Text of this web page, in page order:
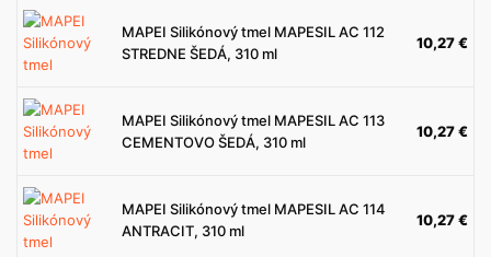
MAPEI Silikónový tmel MAPESIL AC 112
STREDNE ŠEDÁ, 310 ml
10,27€
MAPEI Silikónový tmel MAPESIL AC 113
CEMENTOVO ŠEDÁ, 310 ml
10,27€
MAPEI Silikónový tmel MAPESIL AC 114
ANTRACIT, 310 ml
10,27€